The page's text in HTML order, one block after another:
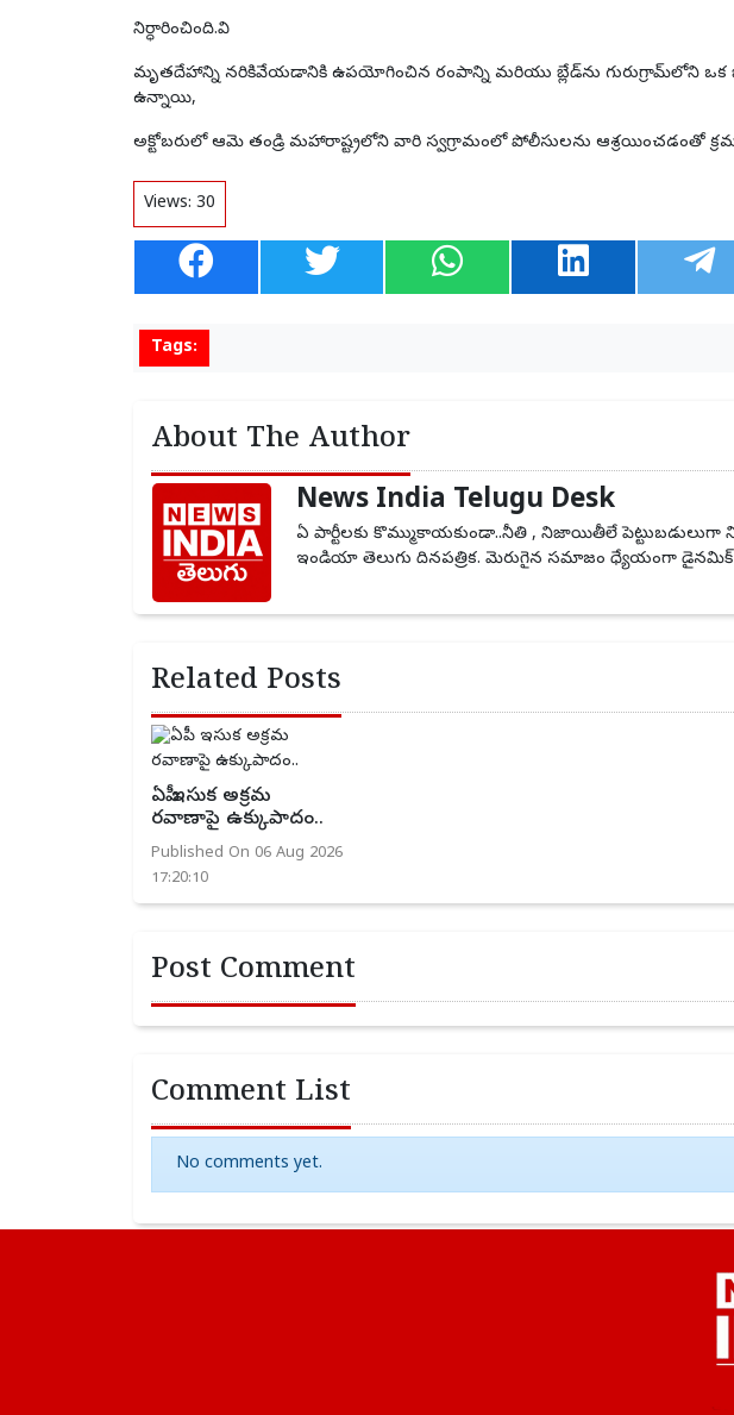
నిర్ధారించింది.వి
మృతదేహాన్ని నరికివేయడానికి ఉపయోగించిన రంపాన్ని మరియు బ్లేడ్‌ను గురుగ్రామ్‌లోని ఒక
ఉన్నాయి,
అక్టోబరులోఆమె తండ్రి మహారాష్ట్రలోని వారి స్వగ్రామంలో పోలీసులను ఆశ్రయించడంతో
Views: 30
Tags:
About The Author
News India Telugu Desk
ఏ పార్టీలకు కొమ్ముకాయకుండా..నీతి , నిజాయితీలే పెట్టుబడులుగా
ఇండియా తెలుగు దినపత్రిక. మెరుగైన సమాజం ధ్యేయంగా డైనమిక్
Related Posts
ఏపీ ఇసుక అక్రమ
రవాణాపై ఉక్కుపాదం..
Published On 06 Aug 2026
17:20:10
Post Comment
Comment List
No comments yet.